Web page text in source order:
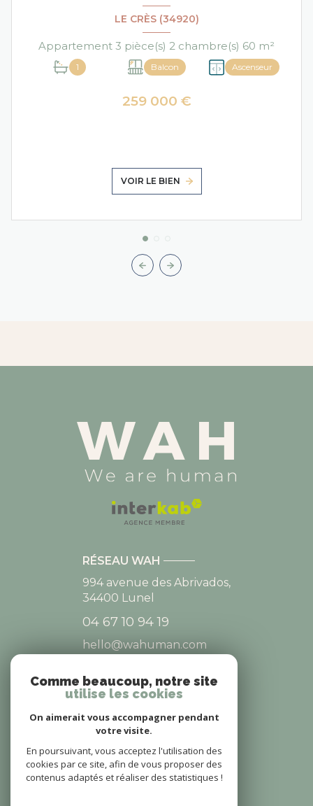
LE CRÈS (34920)
Appartement 3 pièce(s) 2 chambre(s) 60 m²
1 Balcon Ascenseur
259 000 €
VOIR LE BIEN
RÉSEAU WAH
994 avenue des Abrivados,
34400 Lunel
04 67 10 94 19
hello@wahuman.com
NOS RÉSEAUX
NOUS SUIVRE
Comme beaucoup, notre site
utilise les cookies
On aimerait vous accompagner pendant
votre visite.
En poursuivant, vous acceptez l'utilisation des
cookies par ce site, afin de vous proposer des
contenus adaptés et réaliser des statistiques !